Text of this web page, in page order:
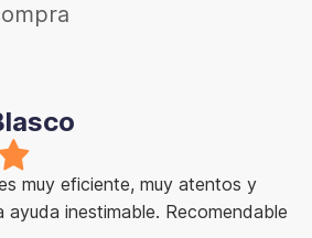
muy eficiente, muy atentos y
ayuda inestimable. Recomendable